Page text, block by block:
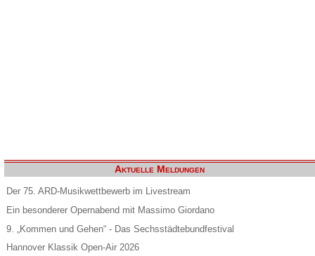
Aktuelle Meldungen
Der 75. ARD-Musikwettbewerb im Livestream
Ein besonderer Opernabend mit Massimo Giordano
9. „Kommen und Gehen“ - Das Sechsstädtebundfestival
Hannover Klassik Open-Air 2026